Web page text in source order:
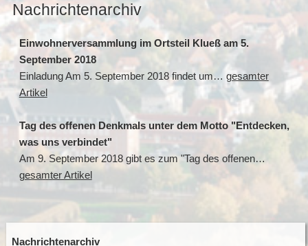
Nachrichtenarchiv
Einwohnerversammlung im Ortsteil Klueß am 5.
September 2018
Einladung Am 5. September 2018 findet um… gesamter
Artikel
Tag des offenen Denkmals unter dem Motto "Entdecken,
was uns verbindet"
Am 9. September 2018 gibt es zum "Tag des offenen…
gesamter Artikel
Nachrichtenarchiv